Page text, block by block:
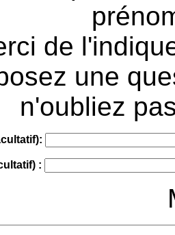
de
une
n'oubliez
: